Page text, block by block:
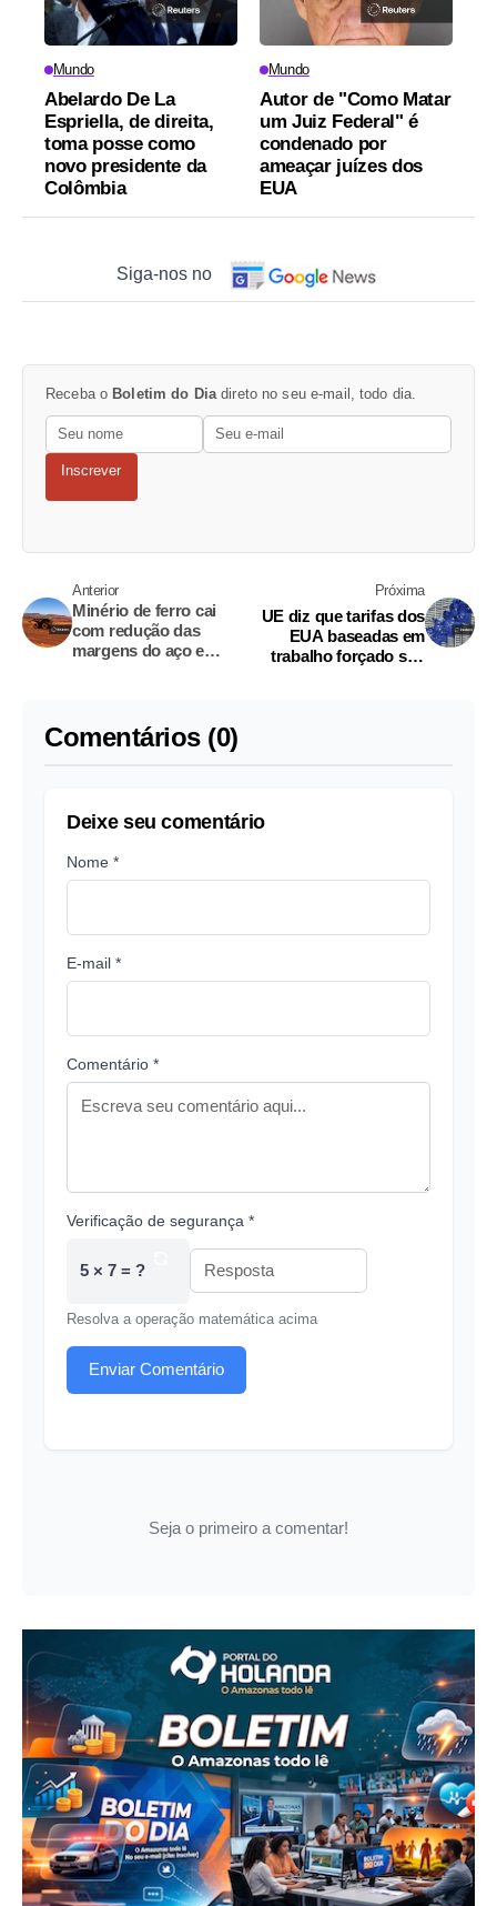
Mundo
Abelardo De La
Espriella, de direita,
toma posse como
novo presidente da
Colômbia
Mundo
Autor de "Como Matar
um Juiz Federal" é
condenado por
ameaçar juízes dos
EUA
Siga-nos no
Receba o Boletim do Diadireto no seu e-mail, todo dia.
Inscrever
Anterior
Minério de ferro cai
com redução das
margens do aço e
Próxima
UE diz que tarifas dos
EUA baseadas em
trabalho forçado são
Comentários (0)
Deixe seu comentário
Nome *
E-mail *
Comentário *
Verificação de segurança *
5 × 7 = ?
Resolva a operação matemática acima
Enviar Comentário
Seja o primeiro a comentar!